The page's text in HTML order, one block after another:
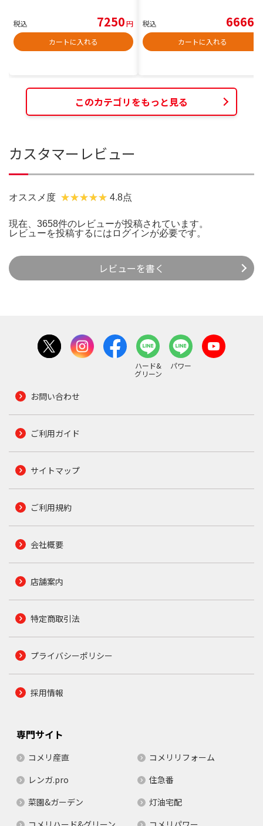
税込 7250円
カートに入れる
税込 6666
カートに入れる
このカテゴリをもっと見る
カスタマーレビュー
オススメ度 4.8点
現在、3658件のレビューが投稿されています。
レビューを投稿するには ログインが必要です。
レビューを書く
ハード&
グリーン
パワー
お問い合わせ
ご利用ガイド
サイトマップ
ご利用規約
会社概要
店舗案内
特定商取引法
プライバシーポリシー
採用情報
専門サイト
コメリ産直
コメリリフォーム
レンガ.pro
住急番
菜園&ガーデン
灯油宅配